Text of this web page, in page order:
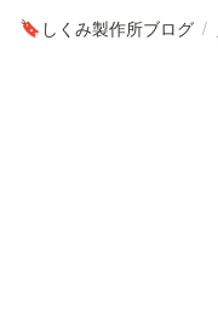
🔖 しくみ製作所ブログ /